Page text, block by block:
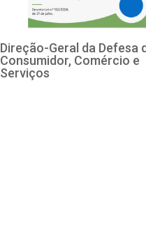
Direção-Geral da Defesa
Consumidor, Comércio e
Serviços